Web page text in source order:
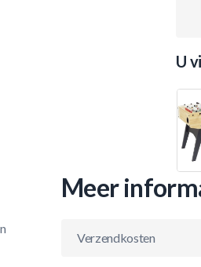
U
Meer
Verzendkosten